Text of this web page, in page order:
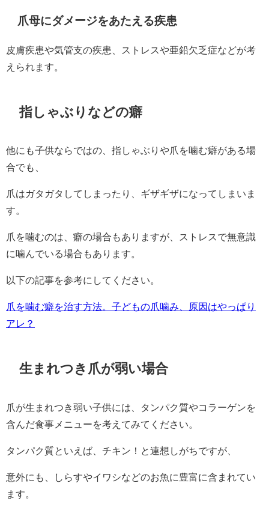
爪母にダメージをあたえる疾患
皮膚疾患や気管支の疾患、ストレスや亜鉛欠乏症などが考
えられます。
指しゃぶりなどの癖
他にも子供ならではの、指しゃぶりや爪を噛む癖がある場
合でも、
爪はガタガタしてしまったり、ギザギザになってしまいま
す。
爪を噛むのは、癖の場合もありますが、ストレスで無意識
に噛んでいる場合もあります。
以下の記事を参考にしてください。
爪を噛む癖を治す方法。子どもの爪噛み、原因はやっぱり
アレ？
生まれつき爪が弱い場合
爪が生まれつき弱い子供には、タンパク質やコラーゲンを
含んだ食事メニューを考えてみてください。
タンパク質といえば、チキン！と連想しがちですが、
意外にも、しらすやイワシなどのお魚に豊富に含まれてい
ます。